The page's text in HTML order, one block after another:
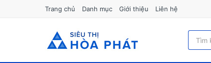
Trang chủ Danh mục Giới thiệu Liên hệ